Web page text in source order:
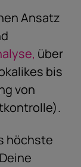
Ansatz
über
bis
von
höchste